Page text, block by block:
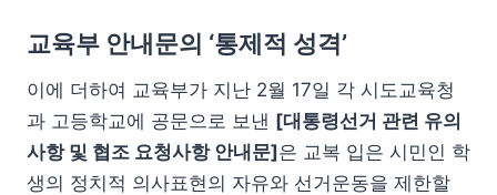
교육부 안내문의 ‘통제적 성격’
이에 더하여 교육부가 지난 2월 17일 각 시도교육청
과 고등학교에 공문으로 보낸 [대통령선거 관련 유의
사항 및 협조 요청사항 안내문]은 교복 입은 시민인 학
생의 정치적 의사표현의 자유와 선거운동을 제한할